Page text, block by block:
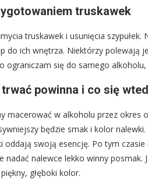
truskawek
truskawek i usunięcia
do ich wnętrza. Niektórzy polewają
ograniczam się do samego
powinna i co się
macerować w alkoholu przez okres
będzie smak i kolor
swoją esencję. Po tym
nadać nalewce lekko winny
głęboki kolor.